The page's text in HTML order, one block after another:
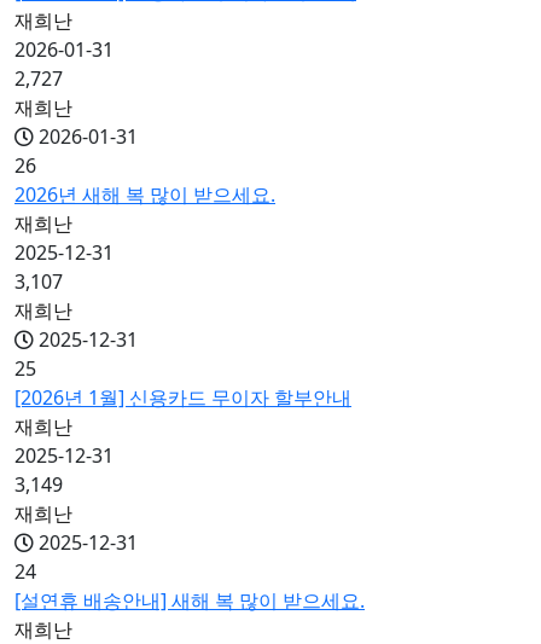
재희난
2026-01-31
2,727
재희난
2026-01-31
26
2026년 새해 복 많이 받으세요.
재희난
2025-12-31
3,107
재희난
2025-12-31
25
[2026년 1월] 신용카드 무이자 할부안내
재희난
2025-12-31
3,149
재희난
2025-12-31
24
[설연휴 배송안내] 새해 복 많이 받으세요.
재희난